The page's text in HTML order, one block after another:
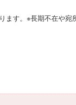
ます。※長期不在や